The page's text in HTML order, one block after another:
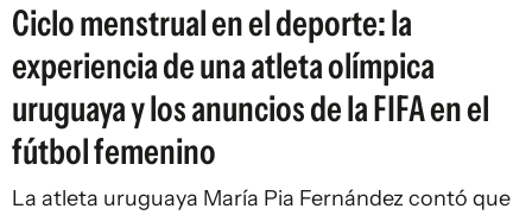
Ciclo menstrual en el deporte: la
experiencia de una atleta olímpica
uruguaya y los anuncios de la FIFA en el
fútbol femenino
La atleta uruguaya María Pia Fernández contó que